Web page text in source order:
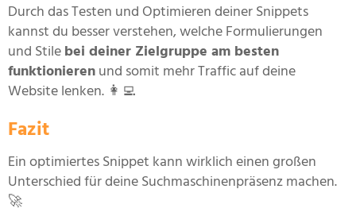
Durch das Testen und Optimieren deiner Snippets
kannst du besser verstehen, welche Formulierungen
und Stile bei deiner Zielgruppe am besten
funktionieren und somit mehr Traffic auf deine
Website lenken. 👩‍💻
Fazit
Ein optimiertes Snippet kann wirklich einen großen
Unterschied für deine Suchmaschinenpräsenz machen.
🚀